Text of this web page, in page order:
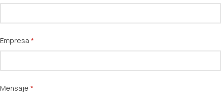
Empresa *
(necesario)
Mensaje *
(necesario)